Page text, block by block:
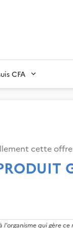
CFA
cette
l'organisme qui gère